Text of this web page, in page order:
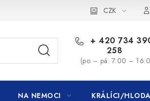
CZK
+ 420 734
258
(po – pá: 7:00 –
NA NEMOCI KRÁLÍCI/